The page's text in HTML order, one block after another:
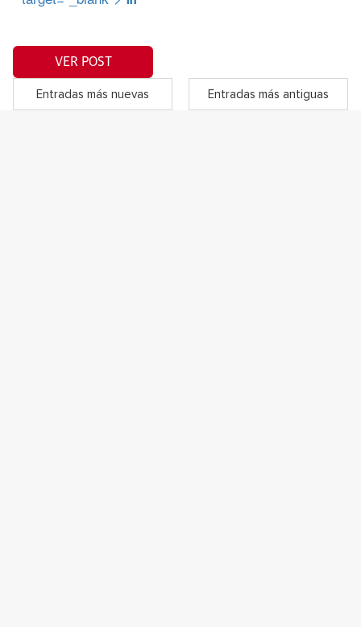
VER POST
Entradas más nuevas Entradas más antiguas